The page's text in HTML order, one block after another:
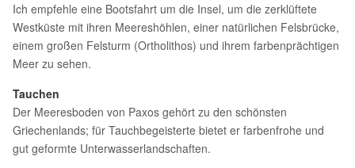
Ich empfehle eine Bootsfahrt um die Insel, um die zerklüftete
Westküste mit ihren Meereshöhlen, einer natürlichen Felsbrücke,
einem großen Felsturm (Ortholithos) und ihrem farbenprächtigen
Meer zu sehen.
Tauchen
Der Meeresboden von Paxos gehört zu den schönsten
Griechenlands; für Tauchbegeisterte bietet er farbenfrohe und
gut geformte Unterwasserlandschaften.